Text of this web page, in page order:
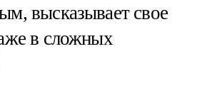
высказывает свое
в сложных